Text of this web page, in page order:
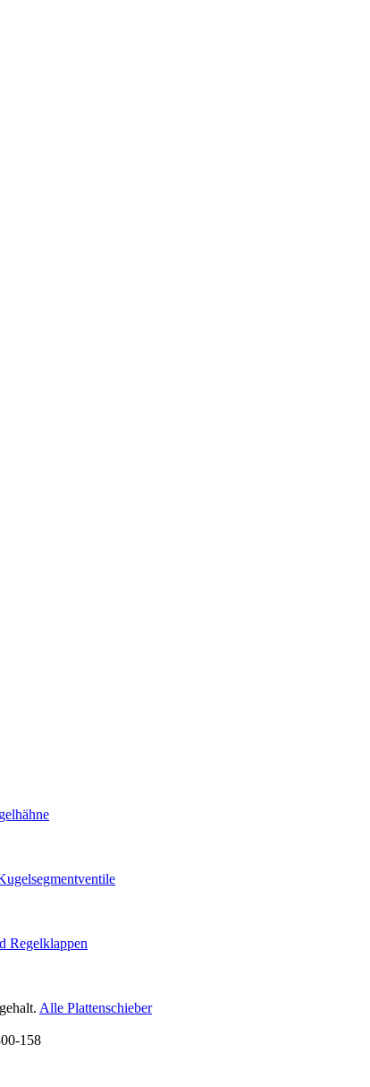
Regelklappen
Alle Plattenschieber